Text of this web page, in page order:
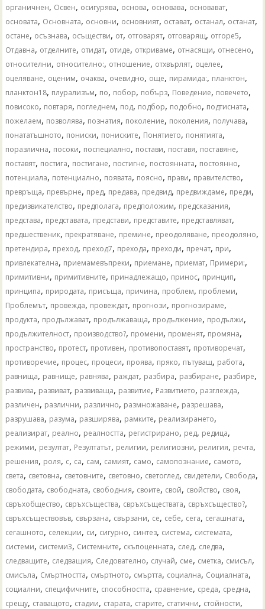
органичнен, Освен, осигурява, основа, основава, основават,
основата, Основната, основни, основният, остават, останал, останат,
остане, осъзнава, осъществи, от, отговарят, отговарящ, отгоре5,
Отдавна, отделните, отидат, отиде, откриваме, отнасящи, отнесено,
относителни, относително:, отношение, отхвърлят, оцелее,
оцеляване, оценим, очаква, очевидно, още, пирамида:, планктон,
планктон18, плурализъм, по, побор, побърз, Поведение, повечето,
повисоко, повтаря, погледнем, под, подбор, подобно, подтисната,
пожелаем, позволява, познатия, поколение, поколения, получава,
понататъшното, пониски, пониските, Понятието, понятията,
поразлична, посоки, поспециално, постави, поставя, поставяне,
поставят, постига, постигане, постигне, постоянната, постоянно,
потенциала, потенциално, появата, поясно, прави, правителство,
превръща, превърне, пред, предава, предвид, предвиждаме, преди,
предизвикателство, предполага, предположим, предсказания,
представа, представата, представи, представите, представляват,
предшественик, прекратяване, премине, преодоляване, преодоляно,
претендира, преход, преход7, прехода, преходи, пречат, при,
привлекателна, приемамевъпреки, приемане, приемат, Примери:,
примитивни, примитивните, принадлежащо, принос, принцип,
принципа, природата, присъща, причина, проблем, проблеми,
Проблемът, провежда, провеждат, прогнози, прогнозираме,
продукта, продължават, продължаваща, продължение, продължи,
продължителност, производство?, промени, променят, промяна,
пространство, протест, противен, противопоставят, противоречат,
противоречие, процес, процеси, проява, пряко, пътуващ, работа,
равнища, равнище, равнява, раждат, разбира, разбиране, разбире,
развива, развиват, развиваща, развитие, Развитието, разглежда,
различен, различни, различно, размножаване, разрешава,
разрушава, разума, разширява, рамките, реализирането,
реализират, реално, реалността, регистрирано, ред, редица,
режими, резултат, Резултатът, религии, религиозни, религия, речта,
решения, роля, с, са, сам, самият, само, самопознание, самото,
света, световна, световните, световно, светоглед, свидетели, Свобода,
свободата, свободната, свободния, своите, свой, свойство, своя,
свръхобщество, свръхсъщества, свръхсъществата, свръхсъщество?,
свръхсъществовъв, свързана, свързани, се, себе, сега, сегашната,
сегашното, селекции, си, сигурно, синтез, система, системата,
системи, системи3, Системните, скъпоценната, след, следва,
следващите, следващия, Следователно, случай, сме, сметка, смисъл,
смисъла, Смъртността, смъртното, смъртта, социална, Социалната,
социални, специфичните, способността, сравнение, среда, средна,
срещу, ставащото, стадии, старата, старите, статични, стойности,